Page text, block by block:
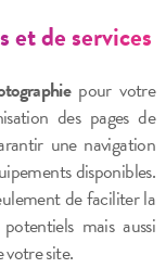
et de services
pour votre
des pages de
une navigation
disponibles.
de faciliter la
mais aussi
site.